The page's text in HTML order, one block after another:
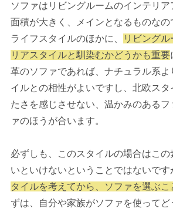
ソファはリビングルームのインテリア
面積が大きく、メインとなるものな
ライフスタイルのほかに、
リビング
リアスタイルと馴染むかどうかも重要
革のソファであれば、ナチュラル系よ
イルとの相性がよいですし、北欧ス
たさを感じさせない、温かみのあるフ
ァのほうが合います。
必ずしも、このスタイルの場合はこ
いといけないということではないです
タイルを考えてから、ソファを選ぶこ
ずは、自分や家族がソファを使ってど